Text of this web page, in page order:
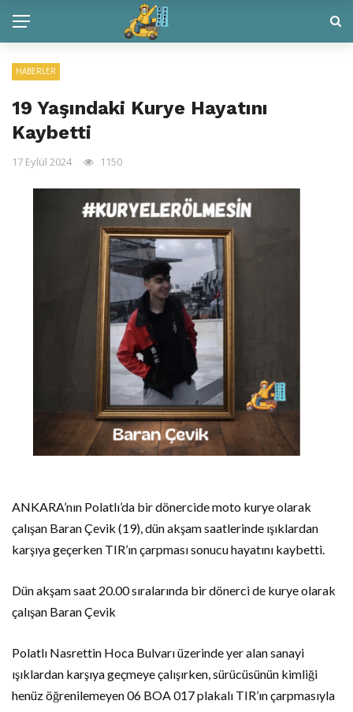
HABERLER
19 Yaşındaki Kurye Hayatını
Kaybetti
17 Eylül 2024 1150
ANKARA’nın Polatlı’da bir dönercide moto kurye olarak
çalışan Baran Çevik (19), dün akşam saatlerinde ışıklardan
karşıya geçerken TIR’ın çarpması sonucu hayatını kaybetti.
Dün akşam saat 20.00 sıralarında bir dönerci de kurye olarak
çalışan Baran Çevik
Polatlı Nasrettin Hoca Bulvarı üzerinde yer alan sanayi
ışıklardan karşıya geçmeye çalışırken, sürücüsünün kimliği
henüz öğrenilemeyen 06 BOA 017 plakalı TIR’ın çarpmasıyla